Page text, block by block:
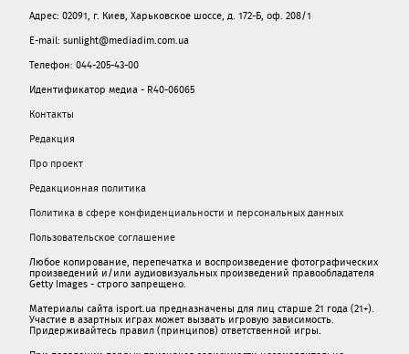
Адрес: 02091, г. Киев, Харьковское шоссе, д. 172-Б, оф. 208/1
E-mail: sunlight@mediadim.com.ua
Телефон: 044-205-43-00
Идентификатор медиа - R40-06065
Контакты
Редакция
Про проект
Редакционная политика
Политика в сфере конфиденциальности и персональных данных
Пользовательское соглашение
Любое копирование, перепечатка и воспроизведение фотографических
произведений и/или аудиовизуальных произведений правообладателя
Getty Images - строго запрещено.
Материалы сайта isport.ua предназначены для лиц старше 21 года (21+).
Участие в азартных играх может вызвать игровую зависимость.
Придерживайтесь правил (принципов) ответственной игры.